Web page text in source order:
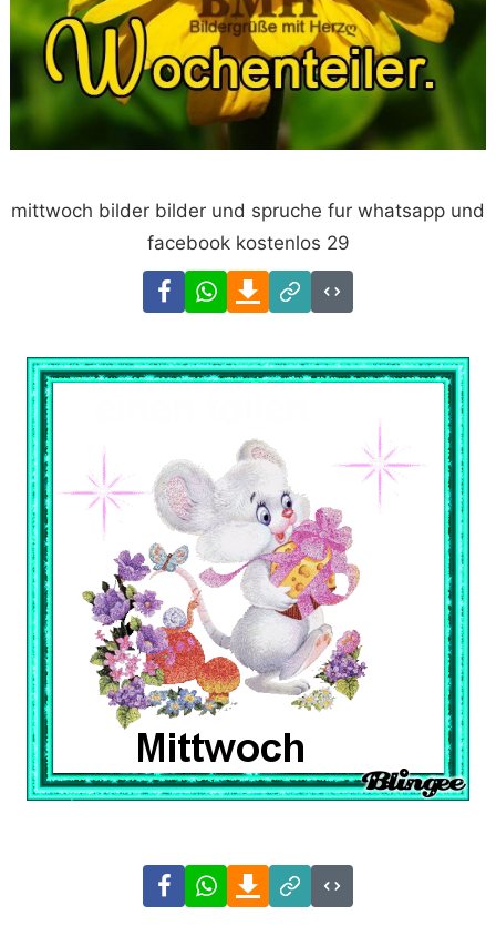
mittwoch bilder bilder und spruche fur whatsapp und
facebook kostenlos 29
FacebookWhatsAppDownload
Link
Code
FacebookWhatsAppDownload
Link
Code